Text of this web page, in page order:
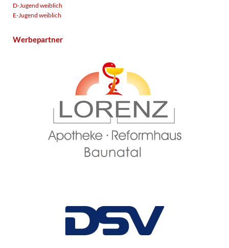
D-Jugend weiblich
E-Jugend weiblich
Werbepartner